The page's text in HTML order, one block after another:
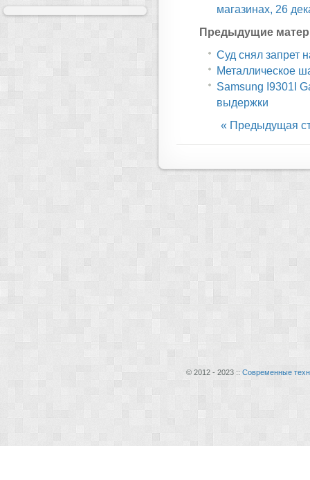
магазинах, 26
Предыдущие
Суд снял запрет
Металлическое
Samsung I9301I
выдержки
« Предыдущая
© 2012 - 2023 :: Современные